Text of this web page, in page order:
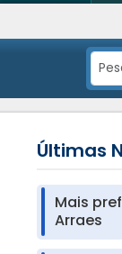
Últimas
Mais
Arraes